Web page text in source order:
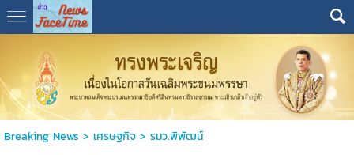
Breaking News > เศรษฐกิจ> รมว.พิพัฒน์